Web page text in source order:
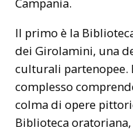
Il primo è la
dei Girolamini, una
culturali partenopee.
complesso
colma di opere
Biblioteca